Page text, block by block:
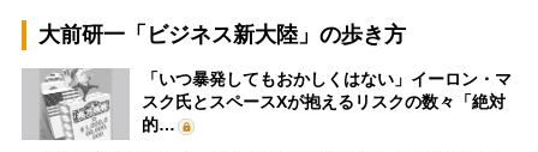
大前研一「ビジネス新大陸」の歩き方
「いつ暴発してもおかしくはない」イーロン・マ
スク氏とスペースXが抱えるリスクの数々「絶対
的…